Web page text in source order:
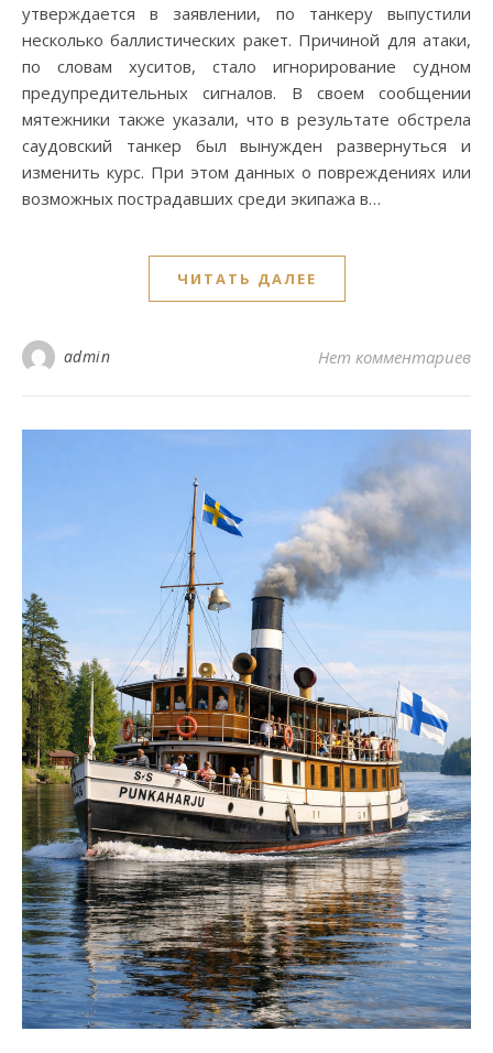
утверждается в заявлении, по танкеру выпустили
несколько баллистических ракет. Причиной для атаки,
по словам хуситов, стало игнорирование судном
предупредительных сигналов. В своем сообщении
мятежники также указали, что в результате обстрела
саудовский танкер был вынужден развернуться и
изменить курс. При этом данных о повреждениях или
возможных пострадавших среди экипажа в…
ЧИТАТЬ ДАЛЕЕ
admin Нет комментариев